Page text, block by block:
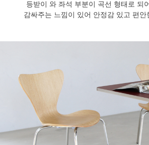
등받이 와 좌석 부분이 곡선 형태로 되
감싸주는 느낌이 있어 안정감 있고 편안